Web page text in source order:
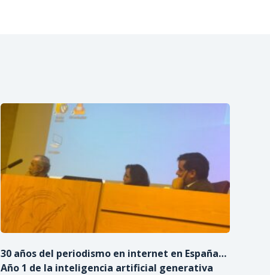
30 años del periodismo en internet en España…
Año 1 de la inteligencia artificial generativa